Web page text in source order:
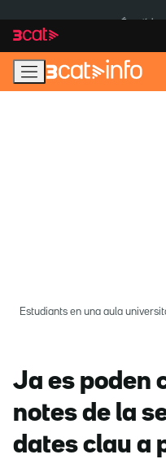
navegació
principal
contingut
Estudiants en una aula
Ja es poden
notes de la
dates clau a